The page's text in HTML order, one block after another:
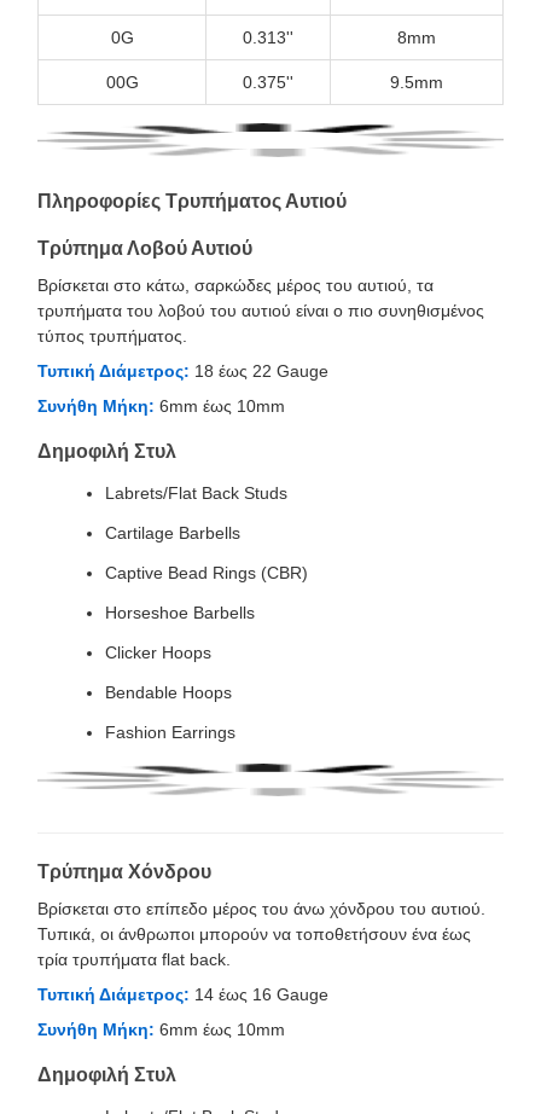
0G 0.313'' 8mm
00G 0.375'' 9.5mm
Πληροφορίες Τρυπήματος Αυτιού
Τρύπημα Λοβού Αυτιού
Βρίσκεται στο κάτω, σαρκώδες μέρος του αυτιού, τα
τρυπήματα του λοβού του αυτιού είναι ο πιο συνηθισμένος
τύπος τρυπήματος.
Τυπική Διάμετρος: 18 έως 22 Gauge
Συνήθη Μήκη: 6mm έως 10mm
Δημοφιλή Στυλ
Labrets/Flat Back Studs
Cartilage Barbells
Captive Bead Rings (CBR)
Horseshoe Barbells
Clicker Hoops
Bendable Hoops
Fashion Earrings
Τρύπημα Χόνδρου
Βρίσκεται στο επίπεδο μέρος του άνω χόνδρου του αυτιού.
Τυπικά, οι άνθρωποι μπορούν να τοποθετήσουν ένα έως
τρία τρυπήματα flat back.
Τυπική Διάμετρος: 14 έως 16 Gauge
Συνήθη Μήκη: 6mm έως 10mm
Δημοφιλή Στυλ